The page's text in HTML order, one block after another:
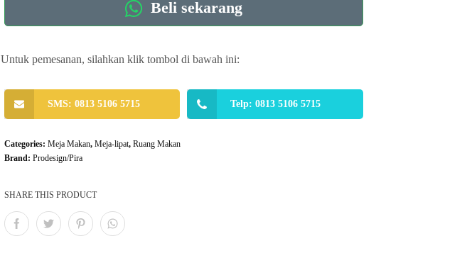
Beli sekarang
Untuk pemesanan, silahkan klik tombol di bawah ini:
SMS: 0813 5106 5715 Telp: 0813 5106 5715
Categories:Meja Makan,Meja-lipat,Ruang Makan
Brand:Prodesign/Pira
SHARE THIS PRODUCT